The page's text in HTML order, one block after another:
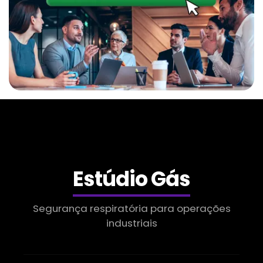
Nitrogênio Líquido Em Sumaré
Gás Para Inertização
Nitrogênio Líquido Em Indaiatuba
Gás Para Solda
Venda De Nitrogênio Gasoso Em Indaiatuba
Gases Industriais
Estúdio Gás
Segurança respiratória para operações
industriais